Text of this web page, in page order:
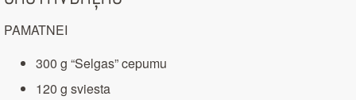
PAMATNEI
300 g “Selgas” cepumu
120 g sviesta